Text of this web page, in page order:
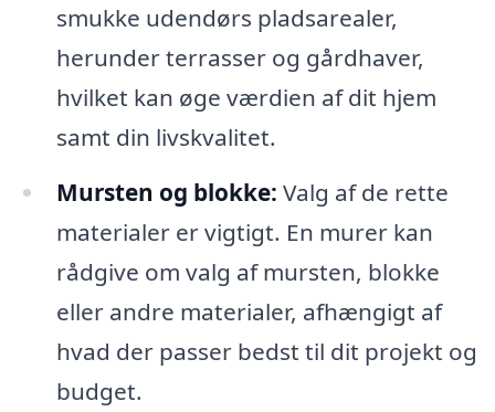
smukke udendørs pladsarealer,
herunder terrasser og gårdhaver,
hvilket kan øge værdien af dit hjem
samt din livskvalitet.
Mursten og blokke: Valg af de rette
materialer er vigtigt. En murer kan
rådgive om valg af mursten, blokke
eller andre materialer, afhængigt af
hvad der passer bedst til dit projekt og
budget.